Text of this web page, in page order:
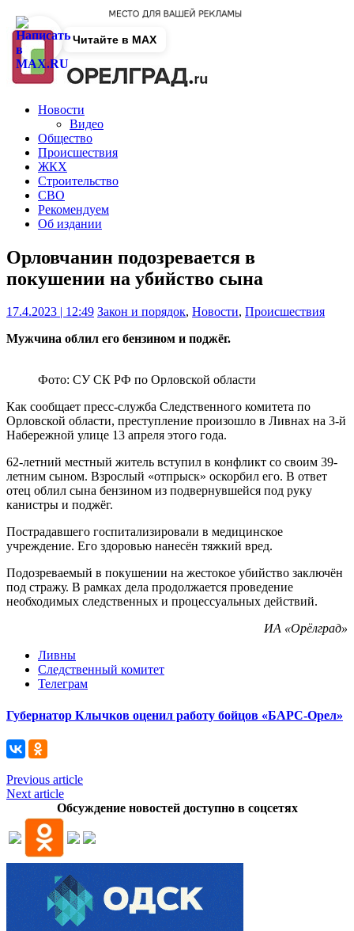
Новости
Видео
Общество
Происшествия
ЖКХ
Строительство
СВО
Рекомендуем
Об издании
Орловчанин подозревается в
покушении на убийство сына
17.4.2023 | 12:49 Закон и порядок, Новости, Происшествия
Мужчина облил его бензином и поджёг.
Фото: СУ СК РФ по Орловской области
Как сообщает пресс-служба Следственного комитета по
Орловской области, преступление произошло в Ливнах на 3-й
Набережной улице 13 апреля этого года.
62-летний местный житель вступил в конфликт со своим 39-
летним сыном. Взрослый «отпрыск» оскорбил его. В ответ
отец облил сына бензином из подвернувшейся под руку
канистры и поджёг.
Пострадавшего госпитализировали в медицинское
учреждение. Его здоровью нанесён тяжкий вред.
Подозреваемый в покушении на жестокое убийство заключён
под стражу. В рамках дела продолжается проведение
необходимых следственных и процессуальных действий.
ИА «Орёлград»
Ливны
Следственный комитет
Телеграм
Губернатор Клычков оценил работу бойцов «БАРС-Орел»
Previous article
Next article
Обсуждение новостей доступно в соцсетях
Читайте в MAX